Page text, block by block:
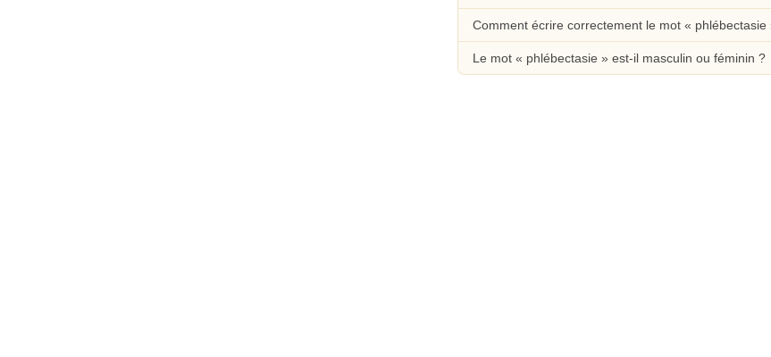
Comment écrire correctement le mot « phlébectasie
Le mot « phlébectasie » est-il masculin ou féminin ?